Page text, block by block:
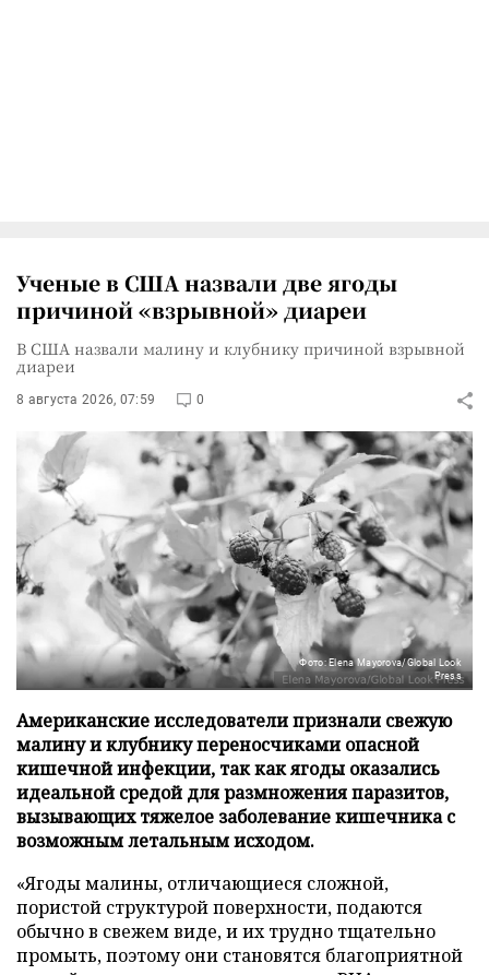
Ученые в США назвали две ягоды
причиной «взрывной» диареи
В США назвали малину и клубнику причиной взрывной
диареи
8 августа 2026, 07:59 0
Фото: Elena Mayorova/Global Look
Press
Американские исследователи признали свежую
малину и клубнику переносчиками опасной
кишечной инфекции, так как ягоды оказались
идеальной средой для размножения паразитов,
вызывающих тяжелое заболевание кишечника с
возможным летальным исходом.
«Ягоды малины, отличающиеся сложной,
пористой структурой поверхности, подаются
обычно в свежем виде, и их трудно тщательно
промыть, поэтому они становятся благоприятной